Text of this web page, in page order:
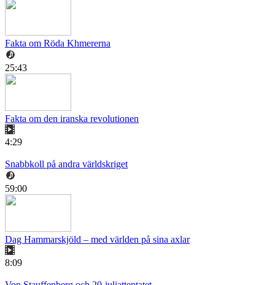
Fakta om Röda Khmererna
25:43
Fakta om den iranska revolutionen
4:29
Snabbkoll på andra världskriget
59:00
Dag Hammarskjöld – med världen på sina axlar
8:09